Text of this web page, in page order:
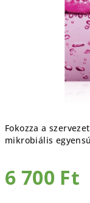
Fokozza a
mikrobiális
6 700 Ft